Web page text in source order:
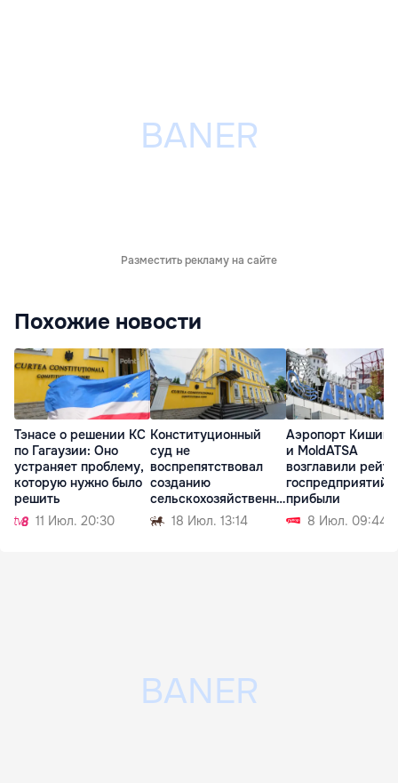
Разместить рекламу на сайте
Похожие новости
Тэнасе о решении КС
по Гагаузии: Оно
устраняет проблему,
которую нужно было
решить
11 Июл. 20:30
Конституционный
суд не
воспрепятствовал
созданию
сельскохозяйственны
х палат в Молдове
18 Июл. 13:14
Аэропорт
и MoldATSA
возглавили
госпредприятий
прибыли
8 Июл. 09:44